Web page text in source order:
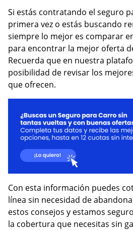
Si estás contratando el seguro
primera vez o estás buscando
siempre lo mejor es comparar
para encontrar la mejor oferta
Recuerda que en nuestra
posibilidad de revisar los
que ofrecen.
Con esta información puedes
línea sin necesidad de
estos consejos y estamos
la cobertura que necesitas sin